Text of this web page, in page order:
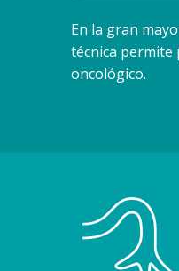
En la gran
técnica
oncológico.